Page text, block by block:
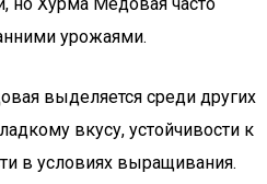
урожаями.
выделяется среди других
вкусу, устойчивости к
в условиях выращивания.